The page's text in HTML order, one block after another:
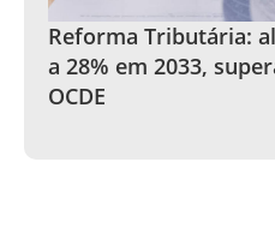
Reforma Tributária:
a 28% em 2033,
OCDE